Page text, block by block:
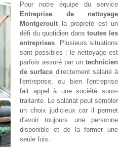
Pour notre équipe du service
Entreprise de nettoyage
Montgeroult la propreté est un
défi du quotidien danstoutes les
entreprises. Plusieurs situations
sont possibles : le nettoyage est
parfois assuré par un technicien
de surface directement salarié à
l'entreprise, ou bien l'entreprise
fait appel à une société sous-
traitante. Le salariat peut sembler
un choix judicieux car il permet
d'avoir toujours une personne
disponible et de la former une
seule fois.